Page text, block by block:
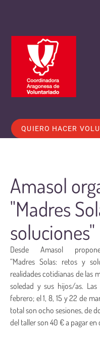
QUIERO HACER
Amasol
"Madres
soluciones"
Desde Amasol
“Madres Solas: retos y
realidades cotidianas de las
soledad y sus hijos/as.
febrero; el 1, 8, 15 y 22 de
total son ocho sesiones, de
del taller son 40 € a pagar en